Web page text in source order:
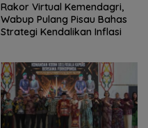
Rakor Virtual Kemendagri,
Wabup Pulang Pisau Bahas
Strategi Kendalikan Inflasi